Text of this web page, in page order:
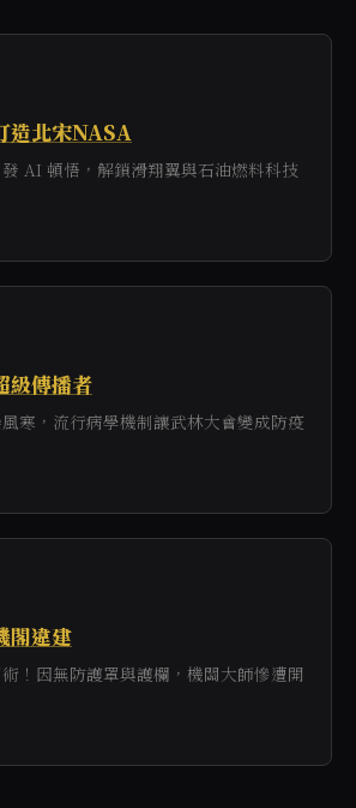
造北宋NASA
AI 頓悟，解鎖滑翔翼與石油燃料科技
級傳播者
寒，流行病學機制讓武林大會變成防疫
閣違建
！因無防護罩與護欄，機關大師慘遭開